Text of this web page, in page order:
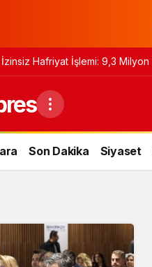
İzinsiz Hafriyat İşlemi: 9,3 Milyon
Son Dakika Siyaset